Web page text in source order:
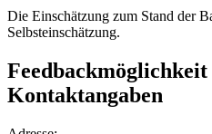
Die Einschätzung zum Stand der
Selbsteinschätzung.
Feedbackmöglichkeit
Kontaktangaben